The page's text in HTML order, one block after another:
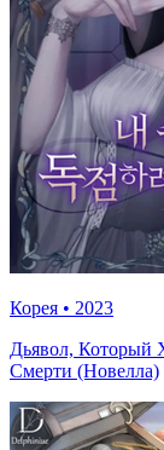
Корея • 2023
Дьявол, Который
Смерти (Новелла)